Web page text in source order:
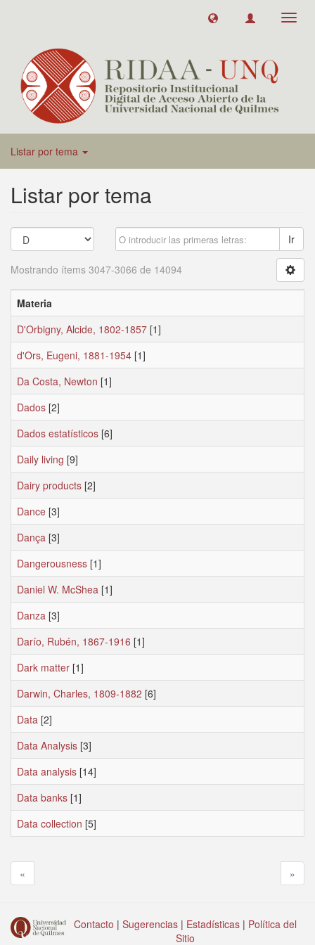
Listar por tema
Listar por tema
Ir
Mostrando ítems 3047-3066 de 14094
Materia
D'Orbigny, Alcide, 1802-1857 [1]
d'Ors, Eugeni, 1881-1954 [1]
Da Costa, Newton [1]
Dados [2]
Dados estatísticos [6]
Daily living [9]
Dairy products [2]
Dance [3]
Dança [3]
Dangerousness [1]
Daniel W. McShea [1]
Danza [3]
Darío, Rubén, 1867-1916 [1]
Dark matter [1]
Darwin, Charles, 1809-1882 [6]
Data [2]
Data Analysis [3]
Data analysis [14]
Data banks [1]
Data collection [5]
« »
Contacto | Sugerencias | Estadísticas | Política del
Sitio